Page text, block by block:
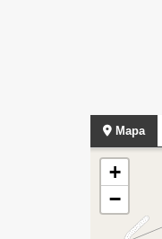
Mapa
+
−